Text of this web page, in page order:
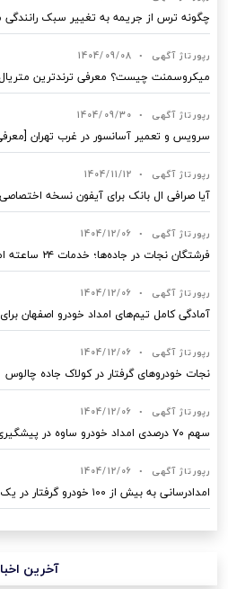
چگونه ترس از جریمه به تغییر سبک
رپورتاژ آگهی •
1404/09/08
میکروسمنت چیست؟ معرفی ترندترین
رپورتاژ آگهی •
1404/09/30
سرویس و تعمیر آسانسور در غرب تهران
رپورتاژ آگهی •
1404/11/12
آیا صرافی ال بانک برای آیفون نسخه اختصاصی
رپورتاژ آگهی •
1404/12/06
فرشتگان نجات در جاده‌ها؛ خدمات ۲۴ ساعته امداد خودرو سمنان
رپورتاژ آگهی •
1404/12/06
آمادگی کامل تیم‌های امداد خودرو اصفهان
رپورتاژ آگهی •
1404/12/06
نجات خودروهای گرفتار در کولاک جاده چالوس
رپورتاژ آگهی •
1404/12/06
سهم ۷۰ درصدی امداد خودرو ساوه در پیشگیری از حوادث جاده‌ای
رپورتاژ آگهی •
1404/12/06
امدادرسانی به بیش از ۱۰۰ خودرو گرفتار در یک هفته اخیر در اهواز
آخرین